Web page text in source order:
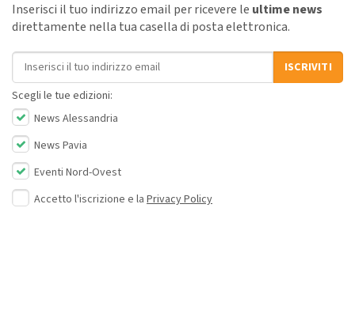
Inserisci il tuo indirizzo email per ricevere le ultime news
direttamente nella tua casella di posta elettronica.
Indirizzo email
ISCRIVITI
Scegli le tue edizioni:
News Alessandria
News Pavia
Eventi Nord-Ovest
Accetto l'iscrizione e la Privacy Policy